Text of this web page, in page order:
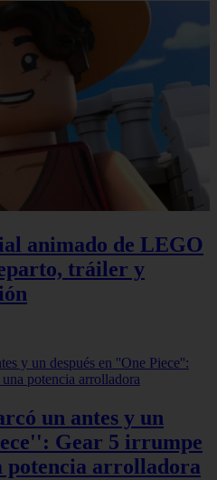
animado de LEGO
tráiler y
un antes y un
Gear 5 irrumpe
potencia arrolladora